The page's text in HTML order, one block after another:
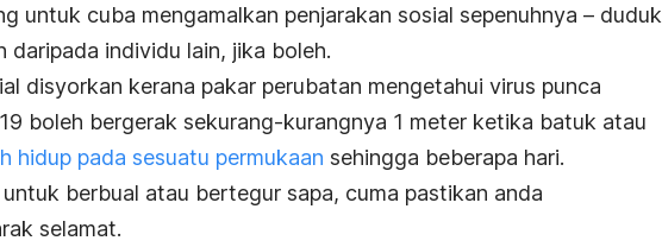
untuk cuba mengamalkan penjarakan sosial sepenuhnya – duduk
daripada individu lain, jika boleh.
disyorkan kerana pakar perubatan mengetahui virus punca
boleh bergerak sekurang-kurangnya 1 meter ketika batuk atau
hidup pada sesuatu permukaan sehingga beberapa hari.
berbual atau bertegur sapa, cuma pastikan anda
selamat.